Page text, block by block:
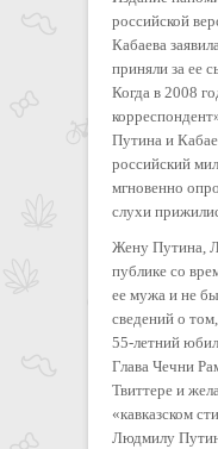
российской
Кабаева
приняли за ее
Когда в 2008
Путина и
российский
мгновенно
слухи
Жену Путина,
публике со
ее мужа и не
сведений о
55-летний
Глава Чечни
Твиттере и
«кавказском
Людмилу